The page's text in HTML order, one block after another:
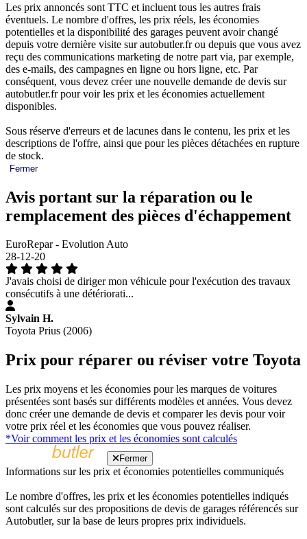
Les prix annoncés sont TTC et incluent tous les autres frais
éventuels. Le nombre d'offres, les prix réels, les économies
potentielles et la disponibilité des garages peuvent avoir changé
depuis votre dernière visite sur autobutler.fr ou depuis que vous avez
reçu des communications marketing de notre part via, par exemple,
des e-mails, des campagnes en ligne ou hors ligne, etc. Par
conséquent, vous devez créer une nouvelle demande de devis sur
autobutler.fr pour voir les prix et les économies actuellement
disponibles.
Sous réserve d'erreurs et de lacunes dans le contenu, les prix et les
descriptions de l'offre, ainsi que pour les pièces détachées en rupture
de stock.
Fermer
Avis portant sur la réparation ou le
remplacement des pièces d'échappement
EuroRepar - Evolution Auto
28-12-20
J'avais choisi de diriger mon véhicule pour l'exécution des travaux
consécutifs à une détériorati...
Sylvain H.
Toyota Prius (2006)
Prix pour réparer ou réviser votre Toyota
Les prix moyens et les économies pour les marques de voitures
présentées sont basés sur différents modèles et années. Vous devez
donc créer une demande de devis et comparer les devis pour voir
votre prix réel et les économies que vous pouvez réaliser.
*Voir comment les prix et les économies sont calculés
Fermer
Informations sur les prix et économies potentielles communiqués
Le nombre d'offres, les prix et les économies potentielles indiqués
sont calculés sur des propositions de devis de garages référencés sur
Autobutler, sur la base de leurs propres prix individuels.